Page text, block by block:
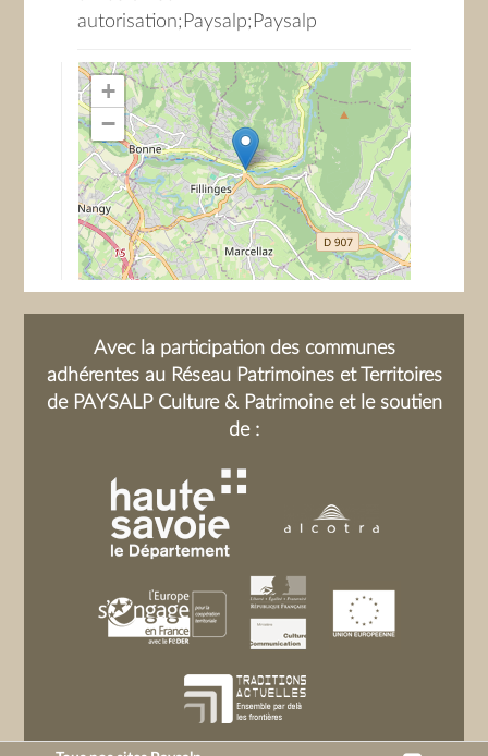
autorisation;Paysalp;Paysalp
+
−
Avec la participation des communes
adhérentes au Réseau Patrimoines et Territoires
de PAYSALP Culture & Patrimoine et le soutien
de :